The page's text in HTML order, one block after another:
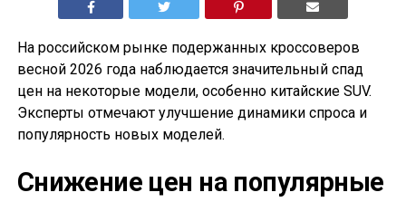
На российском рынке подержанных кроссоверов
весной 2026 года наблюдается значительный спад
цен на некоторые модели, особенно китайские SUV.
Эксперты отмечают улучшение динамики спроса и
популярность новых моделей.
Снижение цен на популярные